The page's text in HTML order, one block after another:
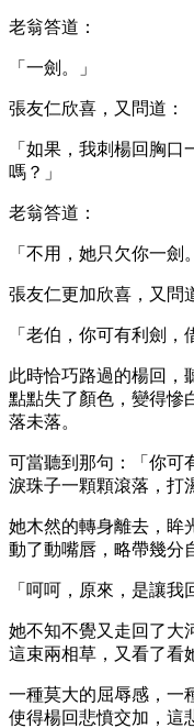
老翁答道：
「一劍。」
張友仁欣喜，又問道：
「如果，我刺楊回胸
嗎？」
老翁答道：
「不用，她只欠你一劍
張友仁更加欣喜，又問
「老伯，你可有利劍，
此時恰巧路過的楊回，
點點失了顏色，變得慘
落未落。
可當聽到那句：「你可
淚珠子一顆顆滾落，
她木然的轉身離去，眸
動了動嘴唇，略帶幾分
「呵呵，原來，是讓我
她不知不覺又走回了大
這束兩相草，又看了看
一種莫大的屈辱感，一
使得楊回悲憤交加，這